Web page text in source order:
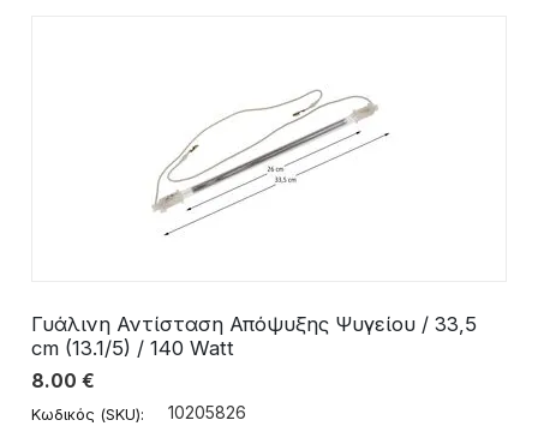
Γυάλινη Αντίσταση Απόψυξης Ψυγείου / 33,5
cm (13.1/5) / 140 Watt
8.00 €
Κωδικός (SKU): 10205826